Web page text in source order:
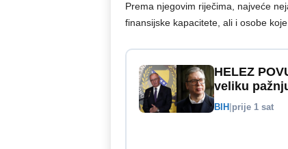
Prema njegovim riječima, najveće
finansijske kapacitete, ali i osobe
HELEZ
veliku
BIH prije 1 sat